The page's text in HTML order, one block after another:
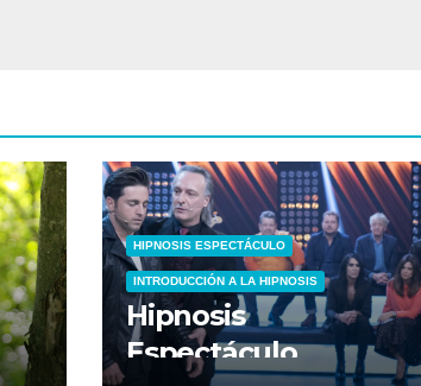
HIPNOSIS ESPECTÁCULO
INTRODUCCIÓN A LA HIPNOSIS
Hipnosis
Espectáculo